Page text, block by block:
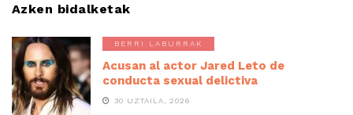
Azken bidalketak
BERRI LABURRAK
Acusan al actor Jared Leto de
conducta sexual delictiva
30 UZTAILA, 2026